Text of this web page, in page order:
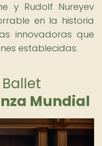
y Rudolf Nureyev
en la historia
innovadoras que
establecidas.
Mundial